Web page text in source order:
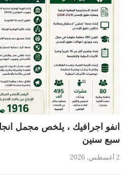
انفو اجرافيك ، يلخص مجمل
سبع سنين
2 أغسطس، 2026